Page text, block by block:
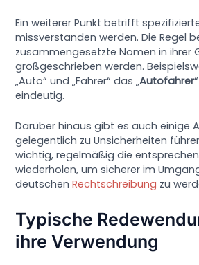
Ein weiterer Punkt betrifft
missverstanden werden. Die Regel
zusammengesetzte Nomen in ihrer
großgeschrieben werden.
„Auto“ und „Fahrer“ das „Autofahrer
eindeutig.
Darüber hinaus gibt es auch einige
gelegentlich zu Unsicherheiten
wichtig, regelmäßig die
wiederholen, um sicherer im
deutschenRechtschreibung zu
Typische
ihre Verwendung